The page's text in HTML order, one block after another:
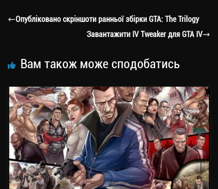
a
er ok Li
nk
ли
ти
Опубліковано скріншоти ранньої збірки GTA: The Trilogy
Завантажити IV Tweaker для GTA IV
Вам також може сподобатись